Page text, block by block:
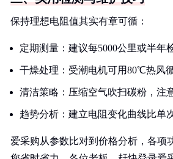
保持理想电阻值其实有章可循：
定期测量：建议每5000公里或半年
干燥处理：受潮电机可用80℃热风
清洁策略：压缩空气吹扫碳粉，注
趋势分析：建立电阻变化曲线比单
爱采购从参数比对到价格分析，各项